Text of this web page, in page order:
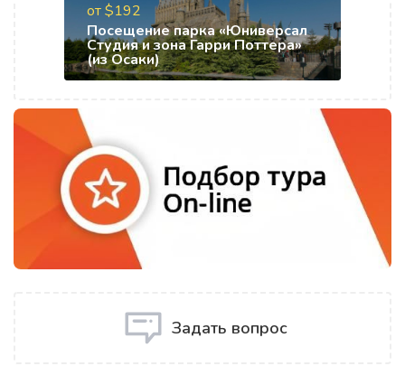
от $192
Посещение парка «Юниверсал
Студия и зона Гарри Поттера»
(из Осаки)
Задать вопрос